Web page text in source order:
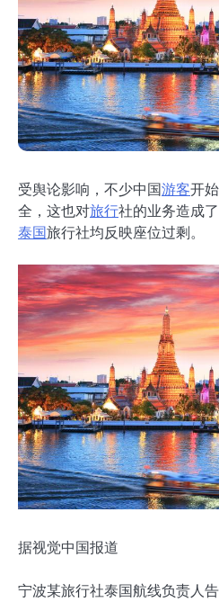
受舆论影响，不少中国游客开
全，这也对旅行社的业务造成
泰国旅行社均反映座位过剩。
据视觉中国报道
宁波某旅行社泰国航线负责人